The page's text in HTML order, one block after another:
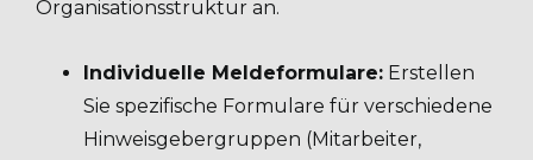
Organisationsstruktur an.
Individuelle Meldeformulare: Erstellen
Sie spezifische Formulare für verschiedene
Hinweisgebergruppen (Mitarbeiter,